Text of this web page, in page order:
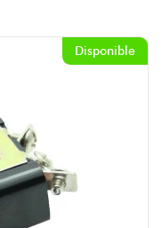
Disponible